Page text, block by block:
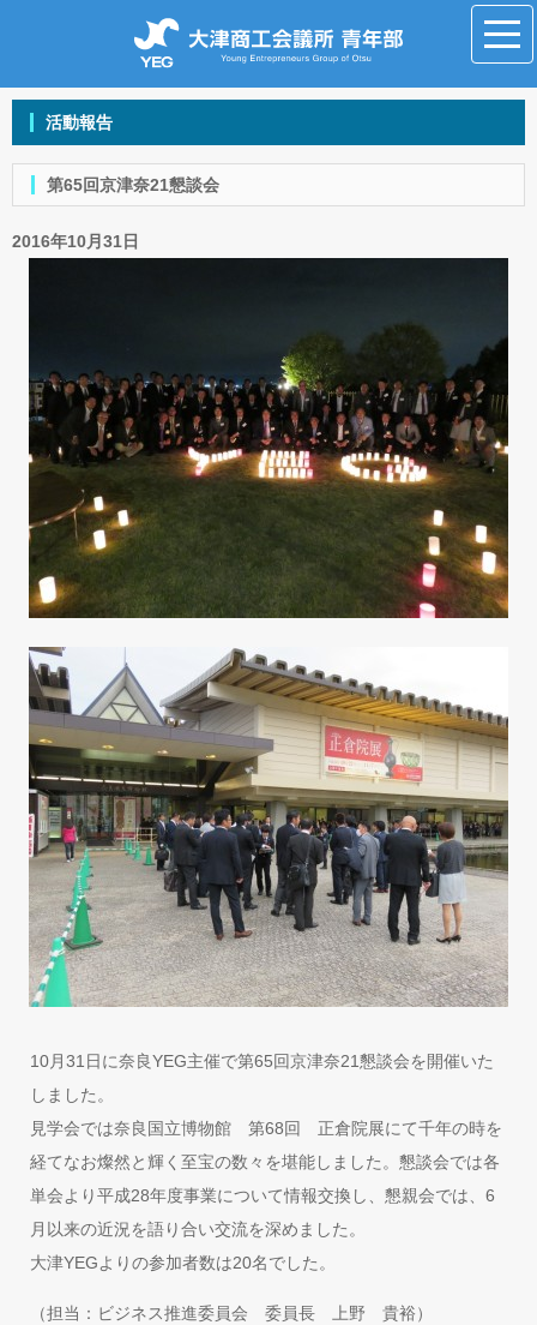
活動報告
第65回京津奈21懇談会
2016年10月31日
10月31日に奈良YEG主催で第65回京津奈21懇談会を開催いた
しました。
見学会では奈良国立博物館 第68回 正倉院展にて千年の時を
経てなお燦然と輝く至宝の数々を堪能しました。懇談会では各
単会より平成28年度事業について情報交換し、懇親会では、6
月以来の近況を語り合い交流を深めました。
大津YEGよりの参加者数は20名でした。
（担当：ビジネス推進委員会 委員長 上野 貴裕）